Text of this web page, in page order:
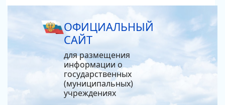
ОФИЦИАЛЬНЫЙ
САЙТ
для размещения
информации о
государственных
(муниципальных)
учреждениях